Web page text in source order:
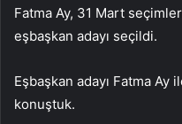
Fatma Ay, 31 Mart
eşbaşkan adayı seçildi.
Eşbaşkan adayı Fatma
konuştuk.